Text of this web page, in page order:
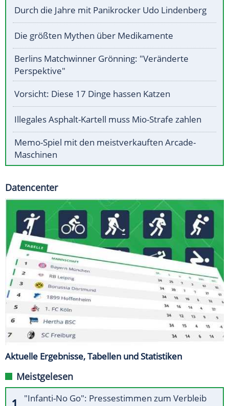
Durch die Jahre mit Panikrocker Udo Lindenberg
Die größten Mythen über Medikamente
Berlins Matchwinner Grönning: "Veränderte
Perspektive"
Vorsicht: Diese 17 Dinge hassen Katzen
Illegales Asphalt-Kartell muss Mio-Strafe zahlen
Memo-Spiel mit den meistverkauften Arcade-
Maschinen
Datencenter
Aktuelle Ergebnisse, Tabellen und Statistiken
Meistgelesen
"Infanti-No Go": Pressestimmen zum Verbleib